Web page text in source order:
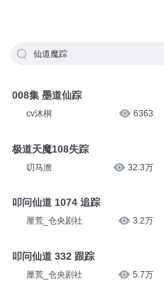
仙道魔踪
008集 墨道仙踪
cv沐桐 6363
极道天魔108失踪
叨马澹 32.3万
叩问仙道 1074 追踪
厘荒_仓央剧社 3.2万
叩问仙道 332 跟踪
厘荒_仓央剧社 5.7万